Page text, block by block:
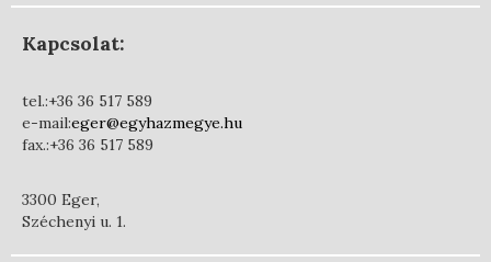
Kapcsolat:
tel.:+36 36 517 589
e-mail:eger@egyhazmegye.hu
fax.:+36 36 517 589
3300 Eger,
Széchenyi u. 1.